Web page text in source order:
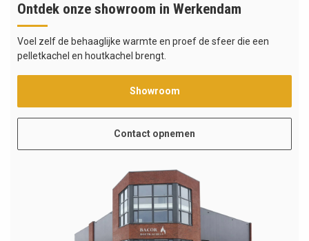
Ontdek onze showroom in Werkendam
Voel zelf de behaaglijke warmte en proef de sfeer die een
pelletkachel en houtkachel brengt.
Showroom
Contact opnemen